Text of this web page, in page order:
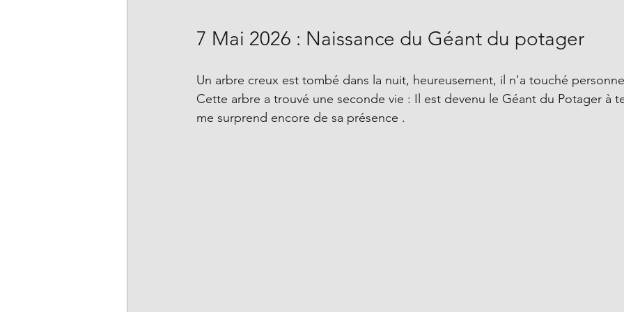
7 Mai 2026 : Naissance du Géant du potager
Un arbre creux est tombé dans la nuit, heureusement, il n'a touché
Cette arbre a trouvé une seconde vie : Il est devenu le Géant du Potager à
me surprend encore de sa présence .